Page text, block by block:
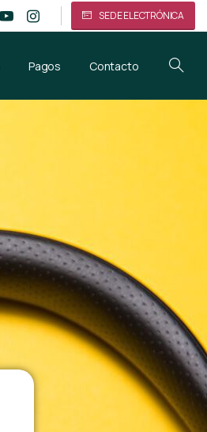
SEDE ELECTRÓNICA
Pagos Contacto